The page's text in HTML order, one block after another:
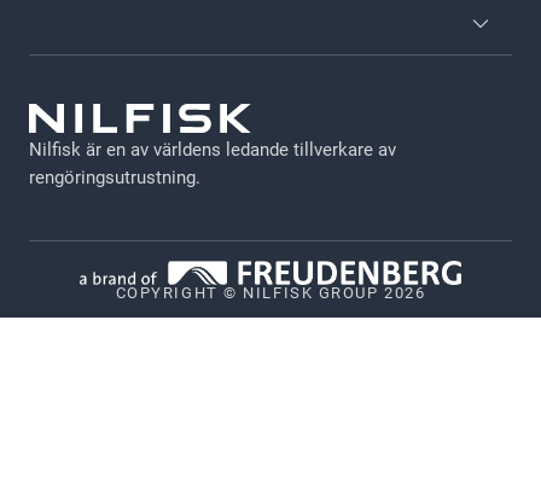
Kataloger & Broschyrer
GDPR
Juridisk information
Vulnerability Disclosure Policy
Nilfisk är en av världens ledande tillverkare av
rengöringsutrustning.
COPYRIGHT © NILFISK GROUP 2026